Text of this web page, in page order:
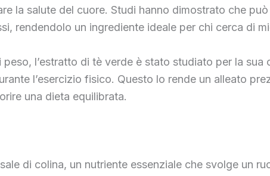
la salute del cuore. Studi hanno dimostrato che
rendendolo un ingrediente ideale per chi cerca di
peso, l’estratto di tè verde è stato studiato per la
l’esercizio fisico. Questo lo rende un alleato
una dieta equilibrata.
di colina, un nutriente essenziale che svolge un